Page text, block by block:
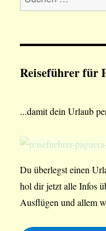
nach:
Reiseführer für
...damit dein Urlaub
Du überlegst einen
hol dir jetzt alle Infos
Ausflügen und allem